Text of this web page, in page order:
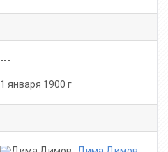
---
1 января 1900 г